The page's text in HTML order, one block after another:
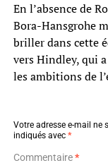
En l’absence de
Bora-Hansgrohe
briller dans cette
vers Hindley, qui
les ambitions de
Votre adresse e-mail ne
indiqués avec *
Commentaire*